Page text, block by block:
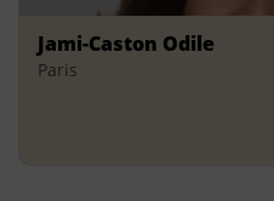
Jami-Caston Odile
Paris